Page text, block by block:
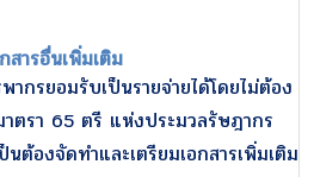
สารอื่นเพิ่มเติม
ากรยอมรับเป็นรายจ่ายได้โดยไม่ต้อง
ตรา 65 ตรี แห่งประมวลรัษฎากร
ต้องจัดทำและเตรียมเอกสารเพิ่มเติม